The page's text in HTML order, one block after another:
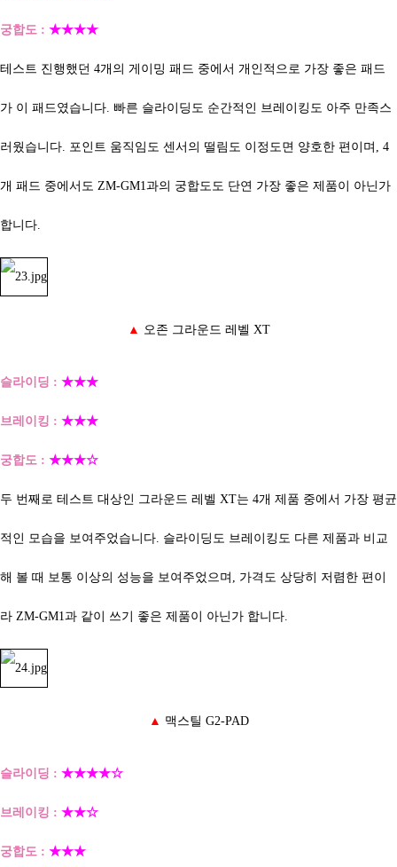
궁합도 : ★★★★
테스트 진행했던 4개의 게이밍 패드 중에서 개인적으로 가장 좋은 패드
가 이 패드였습니다. 빠른 슬라이딩도 순간적인 브레이킹도 아주 만족스
러웠습니다. 포인트 움직임도 센서의 떨림도 이정도면 양호한 편이며, 4
개 패드 중에서도 ZM-GM1과의 궁합도도 단연 가장 좋은 제품이 아닌가
합니다.
▲ 오존 그라운드 레벨 XT
슬라이딩 : ★★★
브레이킹 : ★★★
궁합도 : ★★★☆
두 번째로 테스트 대상인 그라운드 레벨 XT는 4개 제품 중에서 가장 평균
적인 모습을 보여주었습니다. 슬라이딩도 브레이킹도 다른 제품과 비교
해 볼 때 보통 이상의 성능을 보여주었으며, 가격도 상당히 저렴한 편이
라 ZM-GM1과 같이 쓰기 좋은 제품이 아닌가 합니다.
▲ 맥스틸 G2-PAD
슬라이딩 : ★★★★☆
브레이킹 : ★★☆
궁합도 : ★★★